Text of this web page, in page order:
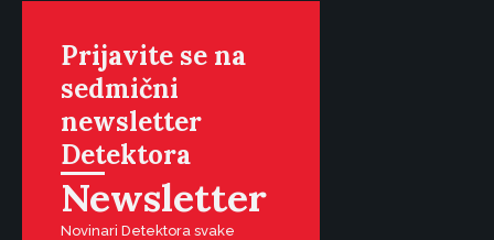
Prijavite se na
sedmični
newsletter
Detektora
Newsletter
Novinari Detektora svake